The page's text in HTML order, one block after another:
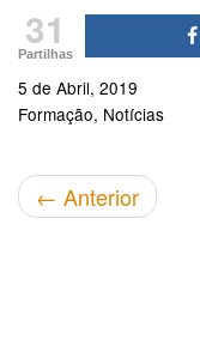
31
Partilhas
5 de Abril, 2019
Formação Notícias
← Anterior